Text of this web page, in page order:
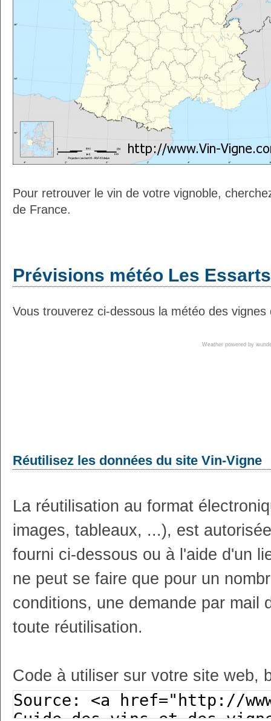
Pour retrouver le vin de votre vignoble,
de France.
Prévisions météo Les
Vous trouverez ci-dessous la météo des
Weather powered by
Réutilisez les données du site Vin-Vigne
La réutilisation au format
images, tableaux, ...), est
fourni ci-dessous ou à l'aide d'un
ne peut se faire que pour un
conditions, une demande par mail
toute réutilisation.
Code à utiliser sur votre site web,